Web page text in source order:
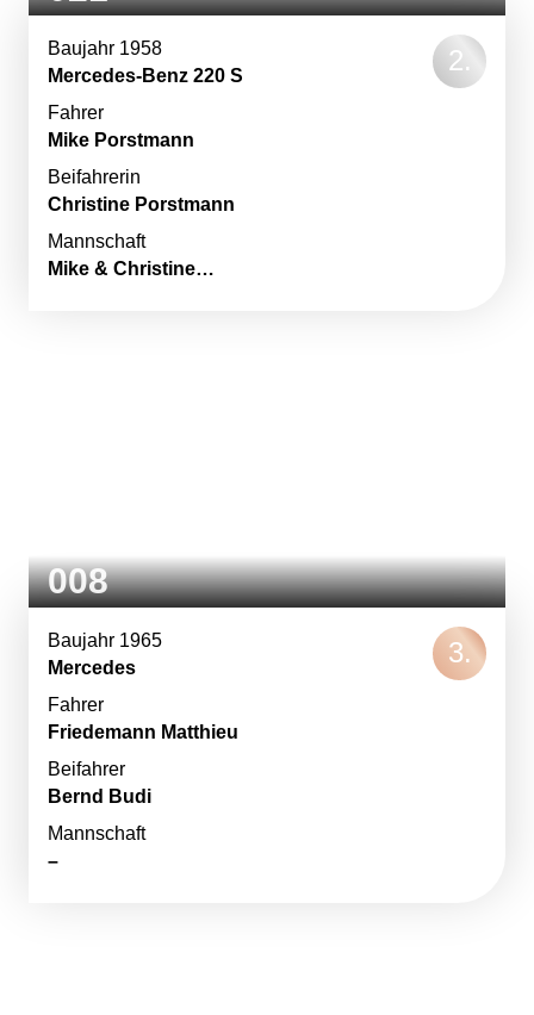
Baujahr 1958
Mercedes-Benz 220 S
Fahrer
Mike Porstmann
Beifahrerin
Christine Porstmann
Mannschaft
Mike & Christine…
008
Baujahr 1965
Mercedes
Fahrer
Friedemann Matthieu
Beifahrer
Bernd Budi
Mannschaft
–